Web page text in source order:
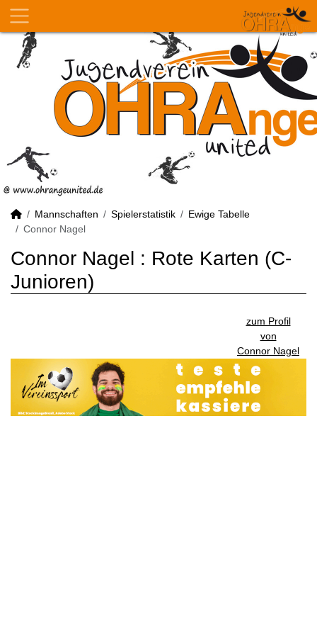
Mannschaften Spielerstatistik
Ewige Tabelle
Connor Nagel
Connor Nagel : Rote Karten (C-
Junioren)
zum Profil
von
Connor Nagel